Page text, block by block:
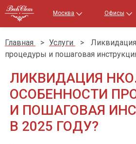
Москва Офисы
Главная > Услуги >
процедуры и пошаговая
ЛИКВИДАЦИЯ
ОСОБЕННОСТИ
И ПОШАГОВАЯ
В 2025 ГОДУ?